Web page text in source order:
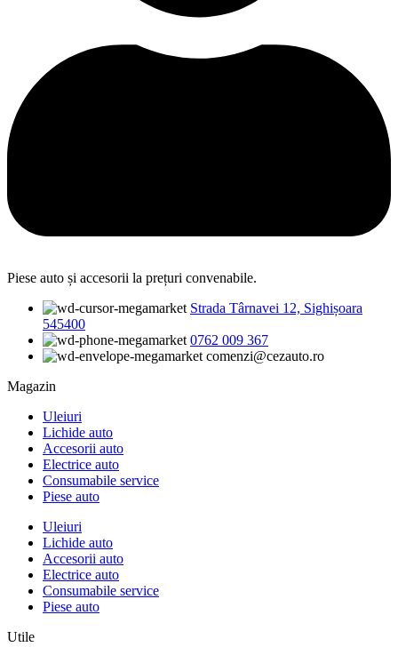
Piese auto și accesorii la prețuri convenabile.
Strada Târnavei 12, Sighișoara
545400
0762 009 367
comenzi@cezauto.ro
Magazin
Uleiuri
Lichide auto
Accesorii auto
Electrice auto
Consumabile service
Piese auto
Uleiuri
Lichide auto
Accesorii auto
Electrice auto
Consumabile service
Piese auto
Utile